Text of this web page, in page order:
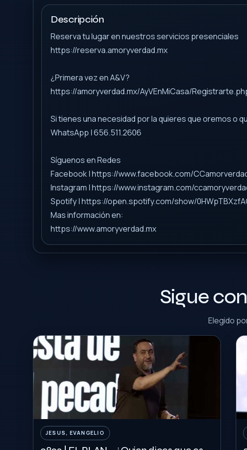
Descripción
Reserva tu lugar en nuestros servicios presenciales
https://reserva.amoryverdad.mx
¿Primera vez en A&V?
https://amoryverdad.mx/AyVEnMiCasa/
Si tienes una necesidad por la quieres que oremos o
WhatsApp | 656.511.2606
Síguenos en Redes
Facebook | https://www.facebook.com/
Instagram | https://www.instagram.com/
Spotify | https://open.spotify.com/show/
Mas información en:
https://www.amoryverdad.mx
Sigue
Elegido
JESUS, EVANGELIO